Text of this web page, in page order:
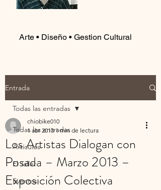
Arte • Diseño • Gestion Cultural
Entrada
Todas las entradas
Artículos
El Taller
Eventos
Todas las entradas
Los Artistas Dialogan con
Posada – Marzo 2013 –
Exposición Colectiva
chiobike010
1 abr 2013 1 min de lectura